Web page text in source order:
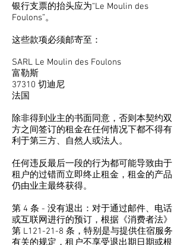
银行支票的抬头应为“Le Moulin des
Foulons”。
这些款项必须邮寄至：
SARL Le Moulin des Foulons
富勒斯
37310 切迪尼
法国
除非得到业主的书面同意，否则本契约双
方之间签订的租金在任何情况下都不得有
利于第三方、自然人或法人。
任何违反最后一段的行为都可能导致由于
租户的过错而立即终止租金，租金的产品
仍由业主最终获得。
第 4 条 - 没有退出：对于通过邮件、电话
或互联网进行的预订，根据《消费者法》
第 L121-21-8 条，特别是与提供住宿服务
有关的规定，租户不享受退出期日期或根